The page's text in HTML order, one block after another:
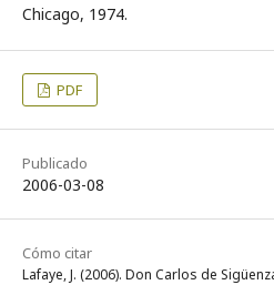
Chicago, 1974.
PDF
Publicado
2006-03-08
Cómo citar
Lafaye, J. (2006). Don Carlos de